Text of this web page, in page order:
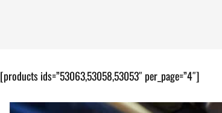
[products ids=”53063,53058,53053″ per_page=”4″]